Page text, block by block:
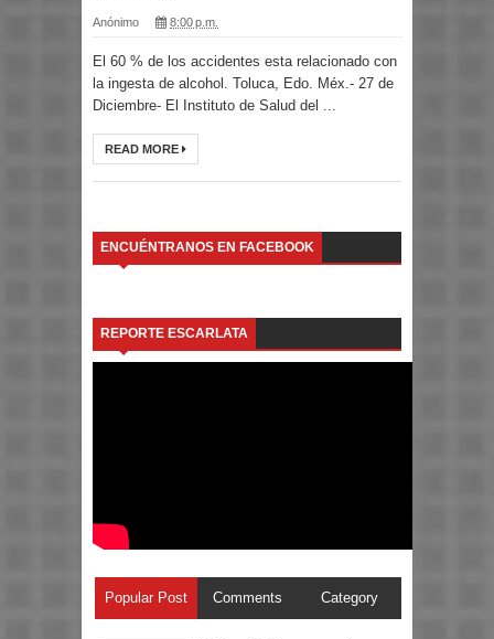
Anónimo 8:00 p.m.
El 60 % de los accidentes esta relacionado con
la ingesta de alcohol. Toluca, Edo. Méx.- 27 de
Diciembre- El Instituto de Salud del ...
READ MORE
ENCUÉNTRANOS EN FACEBOOK
REPORTE ESCARLATA
Popular Post Comments Category